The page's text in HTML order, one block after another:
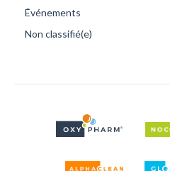
Événements
Non classifié(e)